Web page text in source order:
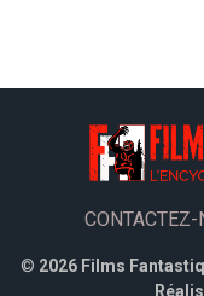
CONTACTEZ-
© 2026 Films